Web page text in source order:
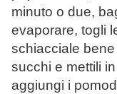
minuto o due,
evaporare, togli
schiacciale
succhi e mettili
aggiungi i